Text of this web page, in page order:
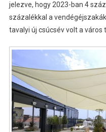
jelezve, hogy 2023-ban 4
százalékkal a
tavalyi új csúcsév volt a város